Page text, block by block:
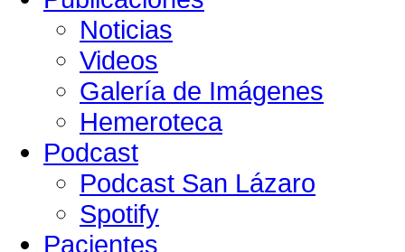
Noticias
Videos
Galería de Imágenes
Hemeroteca
Podcast
Podcast San Lázaro
Spotify
Pacientes